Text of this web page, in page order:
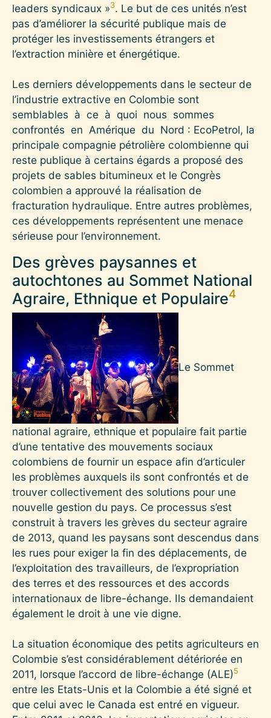
leaders syndicaux »3. Le but de ces unités n’est
pas d’améliorer la sécurité publique mais de
protéger les investissements étrangers et
l’extraction minière et énergétique.
Les derniers développements dans le secteur de
l’industrie extractive en Colombie sont
semblables à ce à quoi nous sommes
confrontés en Amérique du Nord : EcoPetrol, la
principale compagnie pétrolière colombienne qui
reste publique à certains égards a proposé des
projets de sables bitumineux et le Congrès
colombien a approuvé la réalisation de
fracturation hydraulique. Entre autres problèmes,
ces développements représentent une menace
sérieuse pour l’environnement.
Des grèves paysannes et
autochtones au Sommet National
Agraire, Ethnique et Populaire4
Le Sommet
national agraire, ethnique et populaire fait partie
d’une tentative des mouvements sociaux
colombiens de fournir un espace afin d’articuler
les problèmes auxquels ils sont confrontés et de
trouver collectivement des solutions pour une
nouvelle gestion du pays. Ce processus s’est
construit à travers les grèves du secteur agraire
de 2013, quand les paysans sont descendus dans
les rues pour exiger la fin des déplacements, de
l’exploitation des travailleurs, de l’expropriation
des terres et des ressources et des accords
internationaux de libre-échange. Ils demandaient
également le droit à une vie digne.
La situation économique des petits agriculteurs en
Colombie s’est considérablement détériorée en
2011, lorsque l’accord de libre-échange (ALE)5
entre les Etats-Unis et la Colombie a été signé et
que celui avec le Canada est entré en vigueur.